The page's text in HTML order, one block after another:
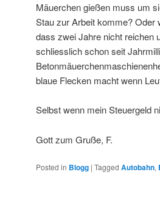
Mäuerchen gießen muss um
Stau zur Arbeit komme? Oder
dass zwei Jahre nicht reichen
schliesslich schon seit
blaue Flecken macht wenn
Selbst wenn mein Steuergeld
Gott zum Gruße, F.
Posted in Blogg | Tagged Autobahn,